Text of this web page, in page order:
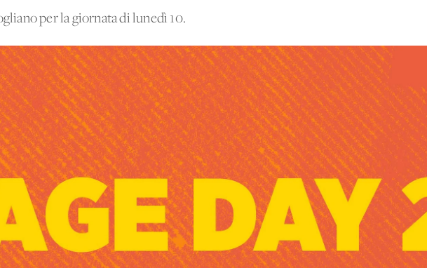
per la giornata di lunedì 10.